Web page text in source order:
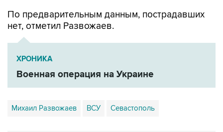
По предварительным данным, пострадавших
нет, отметил Развожаев.
ХРОНИКА
Военная операция на Украине
Михаил Развожаев ВСУ Севастополь